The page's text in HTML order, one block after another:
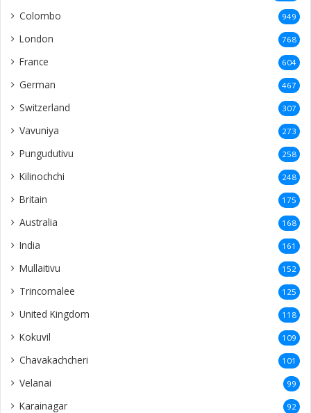
Colombo 949
London 768
France 604
German 467
Switzerland 307
Vavuniya 273
Pungudutivu 258
Kilinochchi 248
Britain 175
Australia 168
India 161
Mullaitivu 152
Trincomalee 125
United Kingdom 118
Kokuvil 109
Chavakachcheri 101
Velanai 99
Karainagar 92